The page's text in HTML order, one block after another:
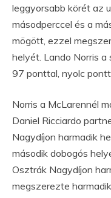
leggyorsabb körét az
másodperccel és a
mögött, ezzel
helyét. Lando Norris
97 ponttal, nyolc
Norris a McLarennél
Daniel Ricciardo
Nagydíjon harmadik
második dobogós
Osztrák Nagydíjon
megszerezte